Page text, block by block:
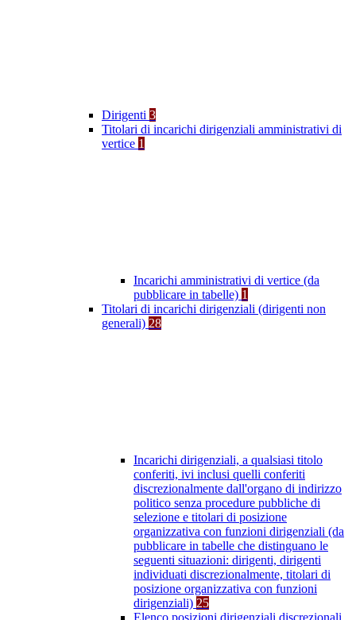
Dirigenti 3
Titolari di incarichi dirigenziali amministrativi di
vertice 1
Incarichi amministrativi di vertice (da
pubblicare in tabelle) 1
Titolari di incarichi dirigenziali (dirigenti non
generali) 28
Incarichi dirigenziali, a qualsiasi titolo
conferiti, ivi inclusi quelli conferiti
discrezionalmente dall'organo di indirizzo
politico senza procedure pubbliche di
selezione e titolari di posizione
organizzativa con funzioni dirigenziali (da
pubblicare in tabelle che distinguano le
seguenti situazioni: dirigenti, dirigenti
individuati discrezionalmente, titolari di
posizione organizzativa con funzioni
dirigenziali) 25